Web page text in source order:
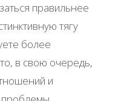
правильнее
тягу
более
в свою очередь,
и